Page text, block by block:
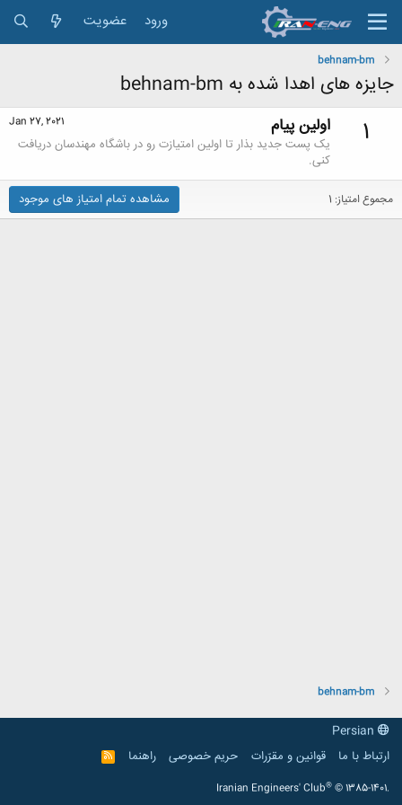
ورود عضویت
behnam-bm
جایزه های اهدا شده به behnam-bm
1
Jan 27, 2021 اولین پیام
یک پست جدید بذار تا اولین امتیازت رو در باشگاه مهندسان دریافت
کنی.
مجموع امتیاز: 1 مشاهده تمام امتیاز های موجود
behnam-bm
ارتباط با ما
قوانین و مقرّرات حریم خصوصی راهنما
R
S
Iranian Engineers' Club® © 1385-1401.